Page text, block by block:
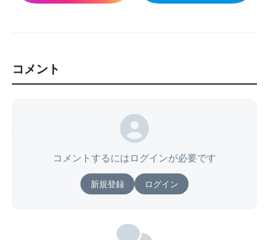
コメント
コメントするにはログインが必要です
新規登録 ログイン